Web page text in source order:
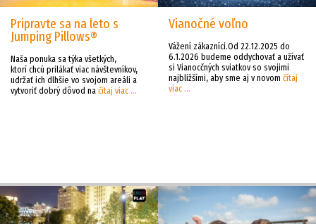
Pripravte sa na leto s
Jumping Pillows®
Naša ponuka sa týka všetkých,
ktorí chcú prilákať viac návštevníkov,
udržať ich dlhšie vo svojom areáli a
vytvoriť dobrý dôvod na čítaj viac ...
Vianočné voľno
Vážení zákazníci.Od 22.12.2025 do
6.1.2026 budeme oddychovať a užívať
si Vianocčných sviatkov so svojimi
najbližšími, aby sme aj v novom čítaj
viac ...